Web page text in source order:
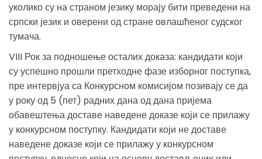
уколико су на страном језику морају бити преведени на
српски језик и оверени од стране овлашћеног судског
тумача.
VIII Рок за подношење осталих доказа: кандидати који
су успешно прошли претходне фазе изборног поступка,
пре интервјуа са Конкурсном комисијом позивају се да
у року од 5 (пет) радних дана од дана пријема
обавештења доставе наведене доказе који се прилажу
у конкурсном поступку. Кандидати који не доставе
наведене доказе који се прилажу у конкурсном